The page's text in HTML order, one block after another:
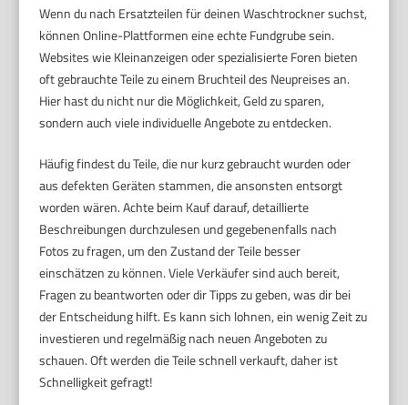
Wenn du nach Ersatzteilen für deinen Waschtrockner suchst,
können Online-Plattformen eine echte Fundgrube sein.
Websites wie Kleinanzeigen oder spezialisierte Foren bieten
oft gebrauchte Teile zu einem Bruchteil des Neupreises an.
Hier hast du nicht nur die Möglichkeit, Geld zu sparen,
sondern auch viele individuelle Angebote zu entdecken.
Häufig findest du Teile, die nur kurz gebraucht wurden oder
aus defekten Geräten stammen, die ansonsten entsorgt
worden wären. Achte beim Kauf darauf, detaillierte
Beschreibungen durchzulesen und gegebenenfalls nach
Fotos zu fragen, um den Zustand der Teile besser
einschätzen zu können. Viele Verkäufer sind auch bereit,
Fragen zu beantworten oder dir Tipps zu geben, was dir bei
der Entscheidung hilft. Es kann sich lohnen, ein wenig Zeit zu
investieren und regelmäßig nach neuen Angeboten zu
schauen. Oft werden die Teile schnell verkauft, daher ist
Schnelligkeit gefragt!